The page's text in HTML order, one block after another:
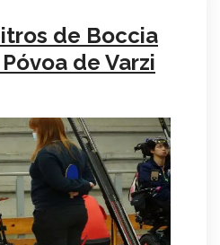
de Boccia
de Varzi